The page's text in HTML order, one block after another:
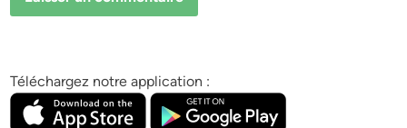
Téléchargez notre application :